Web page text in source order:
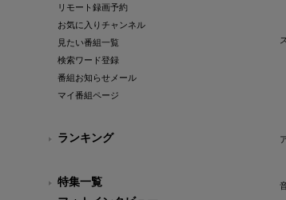
リモート録画予約
お気に入りチャンネル
見たい番組一覧
検索ワード登録
番組お知らせメール
マイ番組ページ
ランキング
特集一覧